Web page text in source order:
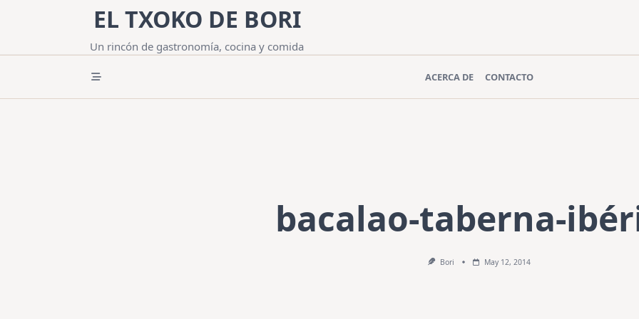
EL TXOKO DE BORI
Un rincón de gastronomía, cocina y comida
ACERCA DE CONTACTO
bacalao-taberna-
Bori May 12, 2014